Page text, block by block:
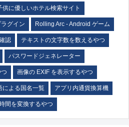
供に優しいホテル検索サイト
グイン Rolling Arc - Android ゲーム
認 テキストの文字数を数えるやつ
パスワードジェネレーター
画像の EXIF を表示するやつ
による国名一覧 アプリ内通貨換算機
間を変換するやつ